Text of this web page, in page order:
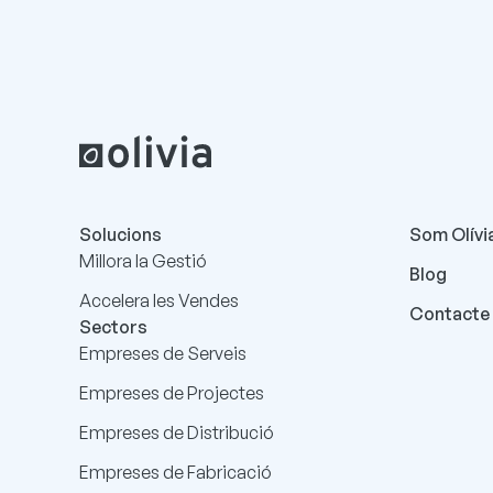
Solucions
Millora la Gestió
Accelera les Vendes
Sectors
Empreses de Serveis
Empreses de Projectes
Empreses de Distribució
Empreses de Fabricació
Som
Blog
Contacte